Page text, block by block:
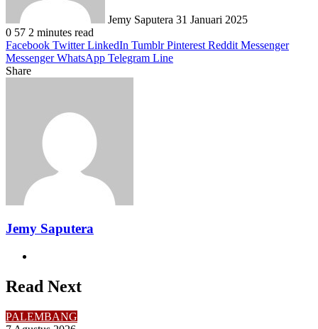
Jemy Saputera 31 Januari 2025
0 57 2 minutes read
Facebook Twitter LinkedIn Tumblr Pinterest Reddit Messenger
Messenger WhatsApp Telegram Line
Share
Jemy Saputera
Read Next
PALEMBANG